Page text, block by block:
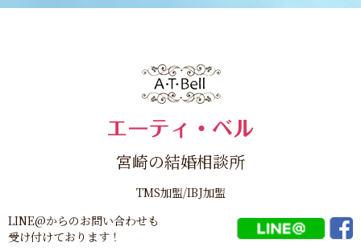
宮崎の結婚相談所
TMS加盟/IBJ加盟
LINE@からのお問い合わせも
受け付けております！